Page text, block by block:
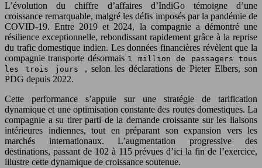
L’évolution du chiffre d’affaires d’IndiGo témoigne d’une
croissance remarquable, malgré les défis imposés par la pandémie de
COVID-19. Entre 2019 et 2024, la compagnie a démontré une
résilience exceptionnelle, rebondissant rapidement grâce à la reprise
du trafic domestique indien. Les données financières révèlent que la
compagnie transporte désormais 1 million de passagers tous
les trois jours , selon les déclarations de Pieter Elbers, son
PDG depuis 2022.
Cette performance s’appuie sur une stratégie de tarification
dynamique et une optimisation constante des routes domestiques. La
compagnie a su tirer parti de la demande croissante sur les liaisons
intérieures indiennes, tout en préparant son expansion vers les
marchés internationaux. L’augmentation progressive des
destinations, passant de 102 à 115 prévues d’ici la fin de l’exercice,
illustre cette dynamique de croissance soutenue.